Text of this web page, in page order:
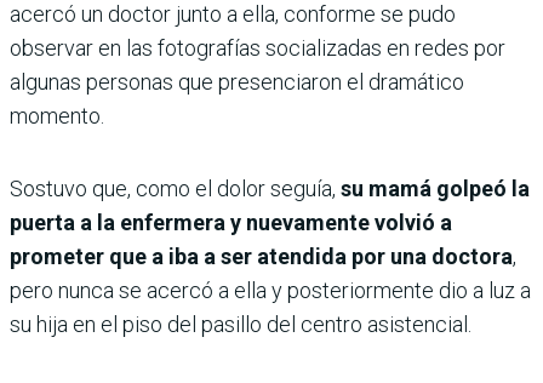
acercó un doctor junto a ella, conforme se pudo
observar en las fotografías socializadas en redes por
algunas personas que presenciaron el dramático
momento.
Sostuvo que, como el dolor seguía, su mamá golpeó la
puerta a la enfermera y nuevamente volvió a
prometer que a iba a ser atendida por una doctora,
pero nunca se acercó a ella y posteriormente dio a luz a
su hija en el piso del pasillo del centro asistencial.